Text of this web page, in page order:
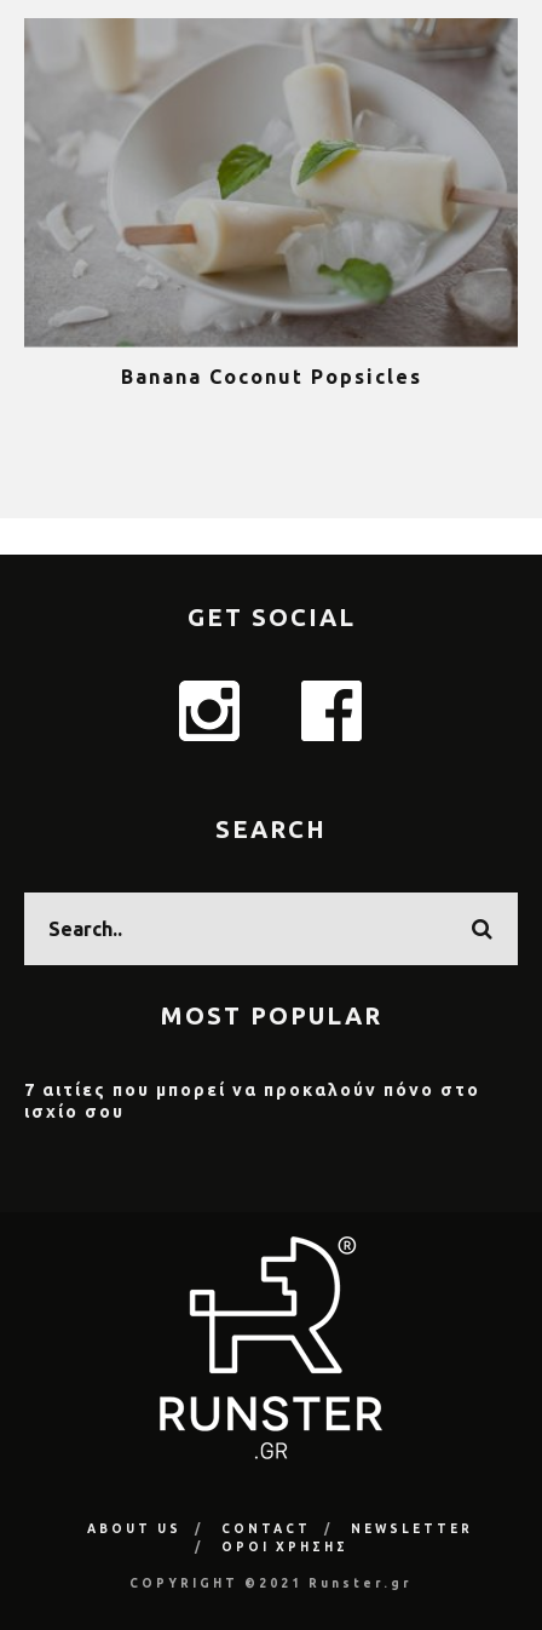
Banana Coconut Popsicles
GET SOCIAL
SEARCH
MOST POPULAR
7 αιτίες που μπορεί να προκαλούν πόνο στο
ισχίο σου
ABOUT US CONTACT
NEWSLETTER
ΟΡΟΙ ΧΡΗΣΗΣ
COPYRIGHT ©2021 Runster.gr